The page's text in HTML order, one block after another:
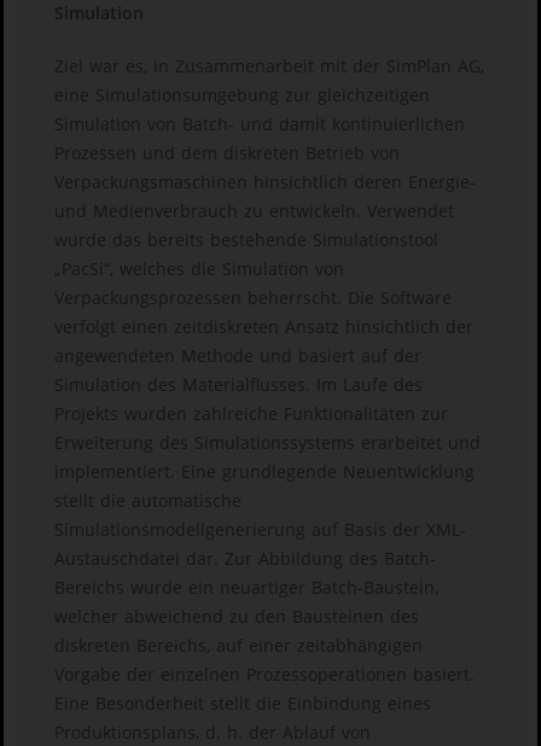
Simulation
Ziel war es, in Zusammenarbeit mit der SimPlan AG,
eine Simulationsumgebung zur gleichzeitigen
Simulation von Batch- und damit kontinuierlichen
Prozessen und dem diskreten Betrieb von
Verpackungsmaschinen hinsichtlich deren Energie-
und Medienverbrauch zu entwickeln. Verwendet
wurde das bereits bestehende Simulationstool
„PacSi“, welches die Simulation von
Verpackungsprozessen beherrscht. Die Software
verfolgt einen zeitdiskreten Ansatz hinsichtlich der
angewendeten Methode und basiert auf der
Simulation des Materialflusses. Im Laufe des
Projekts wurden zahlreiche Funktionalitäten zur
Erweiterung des Simulationssystems erarbeitet und
implementiert. Eine grundlegende Neuentwicklung
stellt die automatische
Simulationsmodellgenerierung auf Basis der XML-
Austauschdatei dar. Zur Abbildung des Batch-
Bereichs wurde ein neuartiger Batch-Baustein,
welcher abweichend zu den Bausteinen des
diskreten Bereichs, auf einer zeitabhängigen
Vorgabe der einzelnen Prozessoperationen basiert.
Eine Besonderheit stellt die Einbindung eines
Produktionsplans, d. h. der Ablauf von